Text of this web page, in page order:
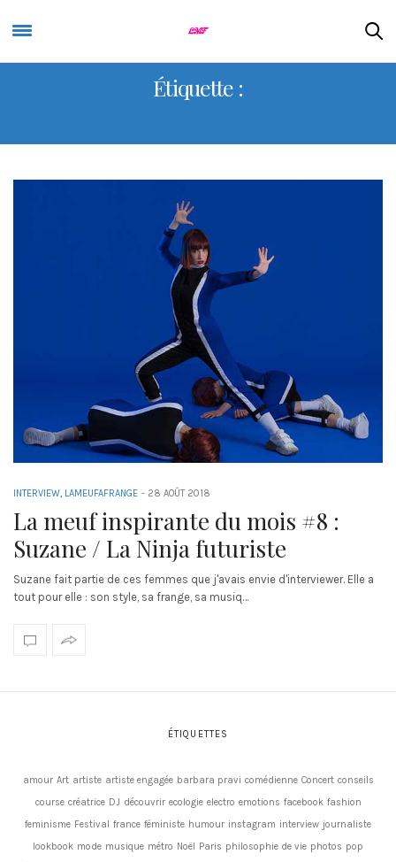
Étiquette :
INTERVIEW, LAMEUFAFRANGE - 28 AOÛT 2018
La meuf inspirante du mois #8 :
Suzane / La Ninja futuriste
Suzane fait partie de ces femmes que j'avais envie d'interviewer. Elle a
tout pour elle : son style, sa frange, sa musiq…
ÉTIQUETTES
amour Art artiste artiste engagée barbara pravi comédienne Concert conseils
course créatrice DJ découvrir ecologie electro emotions facebook fashion
feminisme Festival france féministe humour instagram interview journaliste
lookbook mode musique métro Noël Paris philosophie de vie photos pop